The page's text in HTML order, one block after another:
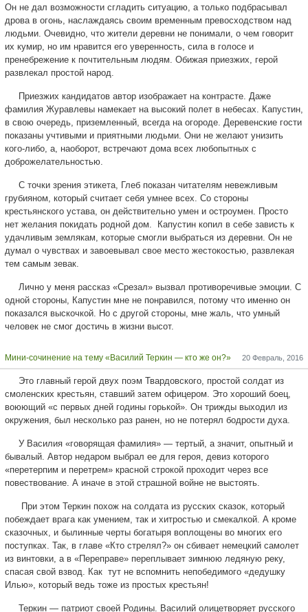
Он не дал возможности сгладить ситуацию, а только подбрасывал
дрова в огонь, наслаждаясь своим временным превосходством над
людьми. Очевидно, что жители деревни не понимали, о чем говорит
их кумир, но им нравится его уверенность, сила в голосе и
пренебрежение к почтительным людям. Обижая приезжих, герой
развлекал простой народ.
Приезжих кандидатов автор изображает на контрасте. Даже
фамилия Журавлевы намекает на высокий полет в небесах. Капустин,
в свою очередь, приземленный, всегда на огороде. Деревенские гости
показаны учтивыми и приятными людьми. Они не желают унизить
кого-либо, а, наоборот, встречают дома всех любопытных с
доброжелательностью.
С точки зрения этикета, Глеб показан читателям невежливым
грубияном, который считает себя умнее всех. Со стороны
крестьянского устава, он действительно умен и остроумен. Просто
нет желания покидать родной дом. Капустин копил в себе зависть к
удачливым землякам, которые смогли выбраться из деревни. Он не
думал о чувствах и завоевывал свое место жестокостью, развлекая
тем самым зевак.
Лично у меня рассказ «Срезал» вызвал противоречивые эмоции. С
одной стороны, Капустин мне не понравился, потому что именно он
показался выскочкой. Но с другой стороны, мне жаль, что умный
человек не смог достичь в жизни высот.
20 Февраль, 2016
Мини-сочинение на тему «Василий Теркин — кто же он?»
Это главный герой двух поэм Твардовского, простой солдат из
смоленских крестьян, ставший затем офицером. Это хороший боец,
воюющий «с первых дней годины горькой». Он трижды выходил из
окружения, был несколько раз ранен, но не потерял бодрости духа.
У Василия «говорящая фамилия» — тертый, а значит, опытный и
бывалый. Автор недаром выбрал ее для героя, девиз которого
«перетерпим и перетрем» красной строкой проходит через все
повествование. А иначе в этой страшной войне не выстоять.
При этом Теркин похож на солдата из русских сказок, который
побеждает врага как умением, так и хитростью и смекалкой. А кроме
сказочных, и былинные черты богатыря воплощены во многих его
поступках. Так, в главе «Кто стрелял?» он сбивает немецкий самолет
из винтовки, а в «Переправе» переплывает зимнюю ледяную реку,
спасая свой взвод. Как тут не вспомнить непобедимого «дедушку
Илью», который ведь тоже из простых крестьян!
Теркин — патриот своей Родины. Василий олицетворяет русского